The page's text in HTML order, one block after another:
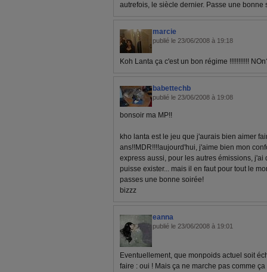
autrefois, le siècle dernier. Passe une bonne
marcie
publié le 23/06/2008 à 19:18
Koh Lanta ça c'est un bon régime !!!!!!!!!!!
babettechb
publié le 23/06/2008 à 19:08
bonsoir ma MP!!
kho lanta est le jeu que j'aurais bien aimer
ans!!MDR!!!!aujourd'hui, j'aime bien mon
express aussi, pour les autres émissions,
puisse exister... mais il en faut pour tout le
passes une bonne soirée!
bizzz
eanna
publié le 23/06/2008 à 19:01
Eventuellement, que monpoids actuel soit
faire : oui ! Mais ça ne marche pas comme